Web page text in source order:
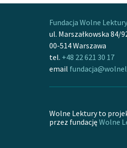
Fundacja Wolne Lektury
ul. Marszałkowska 84/
00-514 Warszawa
tel. +48 22 621 30 17
email
Wolne Lektury to
przez fundację Wolne